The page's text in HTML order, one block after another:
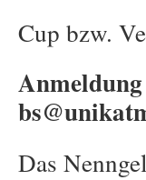
Cup bzw.
Das